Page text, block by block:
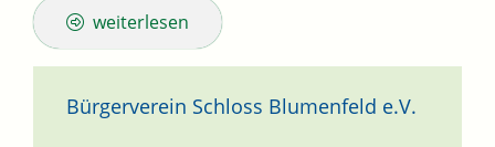
weiterlesen
Bürgerverein Schloss Blumenfeld e.V.